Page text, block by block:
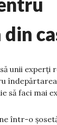
unii experți
să faci mai
într-o